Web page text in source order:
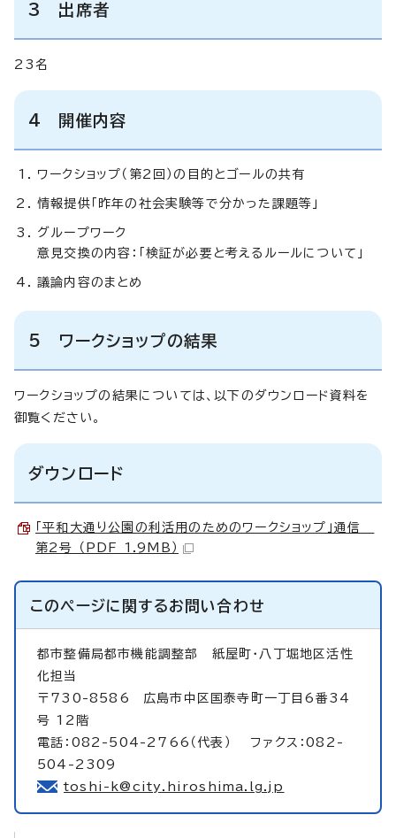
3 出席者
23名
4 開催内容
ワークショップ（第2回）の目的とゴールの共有
情報提供「昨年の社会実験等で分かった課題等」
グループワーク
意見交換の内容：「検証が必要と考えるルールについて」
議論内容のまとめ
5 ワークショップの結果
ワークショップの結果については、以下のダウンロード資料を
御覧ください。
ダウンロード
「平和大通り公園の利活用のためのワークショップ」通信
第2号 （PDF 1.9MB）
このページに関するお問い合わせ
都市整備局都市機能調整部 紙屋町・八丁堀地区活性
化担当
〒730-8586 広島市中区国泰寺町一丁目6番34
号 12階
電話：082-504-2766（代表） ファクス：082-
504-2309
toshi-k@city.hiroshima.lg.jp